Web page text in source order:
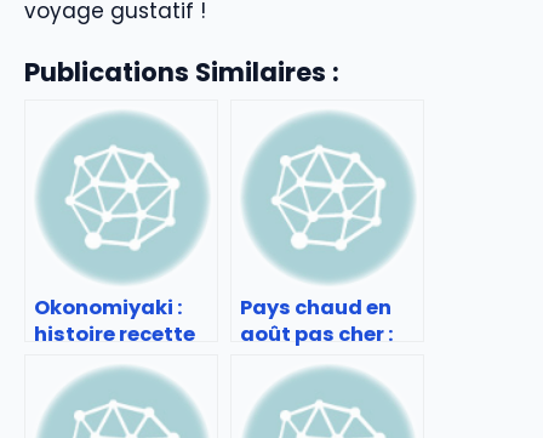
voyage gustatif !
Publications Similaires :
Okonomiyaki :
histoire recette
et adresses à
tester
Pays chaud en
août pas cher :
Vacances d’été
au soleil sans se
ruiner